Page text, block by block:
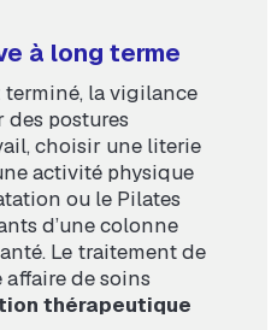
à long terme
la vigilance
des postures
choisir une literie
activité physique
ou le Pilates
d’une colonne
Le traitement de
de soins
thérapeutique